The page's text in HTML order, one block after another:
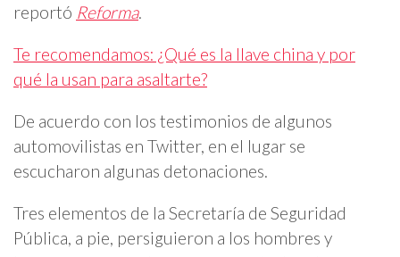
reportó Reforma.
Te recomendamos: ¿Qué es la llave china y por
qué la usan para asaltarte?
De acuerdo con los testimonios de algunos
automovilistas en Twitter, en el lugar se
escucharon algunas detonaciones.
Tres elementos de la Secretaría de Seguridad
Pública, a pie, persiguieron a los hombres y